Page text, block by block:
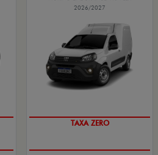
2026/2027
TAXA ZERO